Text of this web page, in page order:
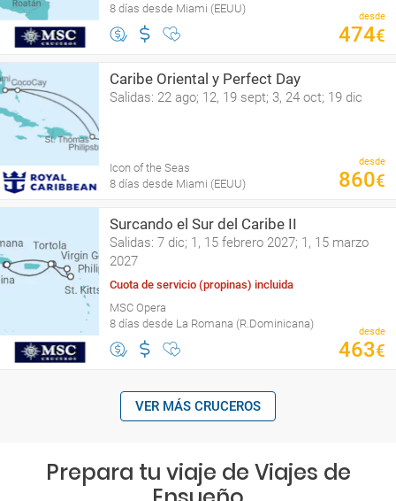
8 días desde Miami (EEUU)
desde
474€
Caribe Oriental y Perfect Day
Salidas: 22 ago; 12, 19 sept; 3, 24 oct; 19 dic
Icon of the Seas
8 días desde Miami (EEUU)
desde
860€
Surcando el Sur del Caribe II
Salidas: 7 dic; 1, 15 febrero 2027; 1, 15 marzo
2027
Cuota de servicio (propinas) incluida
MSC Opera
8 días desde La Romana (R.Dominicana)
desde
463€
VER MÁS CRUCEROS
Prepara tu viaje de Viajes de